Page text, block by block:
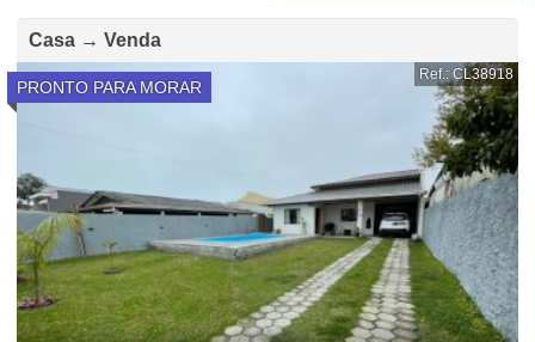
Casa → Venda
PRONTO PARA MORAR
Ref.: CL38918